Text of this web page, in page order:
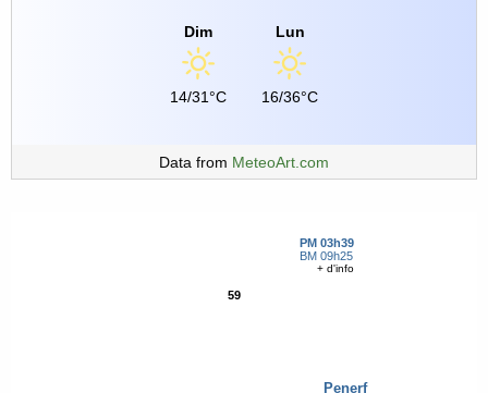
Dim
14/31°C
Lun
16/36°C
Data from MeteoArt.com